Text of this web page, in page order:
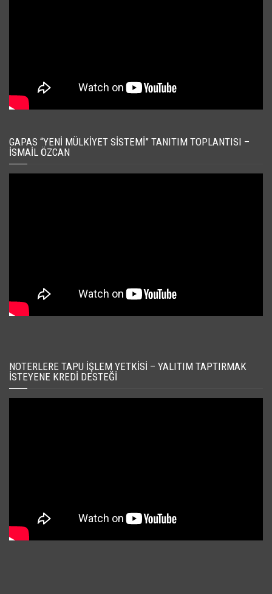
GAPAS “YENI MÜLKIYET SISTEMI” TANITIM TOPLANTISI –
İSMAIL ÖZCAN
NOTERLERE TAPU İŞLEM YETKISI – YALITIM TAPTIRMAK
İSTEYENE KREDI DESTEĞI